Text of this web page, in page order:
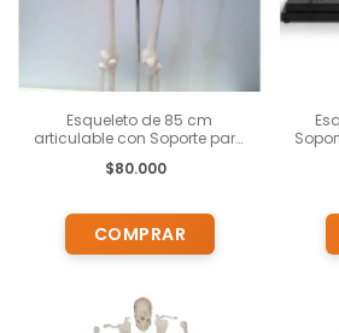
Esqueleto de 85 cm
articulable con Soporte para
$80.000